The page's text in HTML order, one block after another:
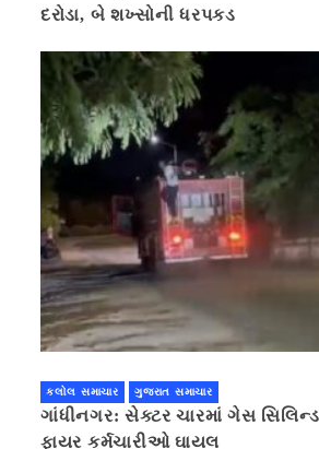
દરોડા, બે શખ્સોની ધરપકડ
કલોલ સમાચાર ગુજરાત સમાચાર
ગાંધીનગર: સેક્ટર ચારમાં ગેસ
ફાયર કર્મચારીઓ ઘાયલ